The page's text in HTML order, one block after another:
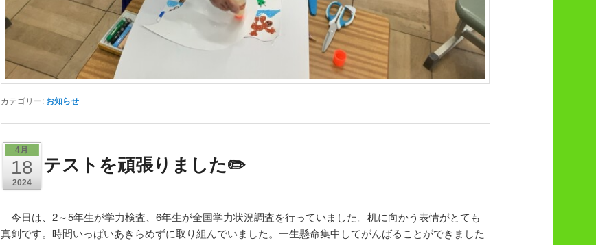
カテゴリー: お知らせ
4月
18
2024
テストを頑張りました✏️
今日は、2～5年生が学力検査、6年生が全国学力状況調査を行っていました。机に向かう表情がとても
真剣です。時間いっぱいあきらめずに取り組んでいました。一生懸命集中してがんばることができました